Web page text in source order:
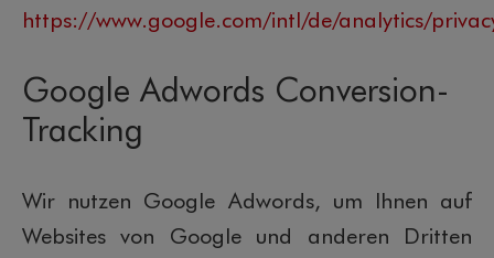
https://www.google.com/intl/de/analytics/
Google Adwords Conversion-
Tracking
Wir nutzen Google Adwords, um Ihnen auf
Websites von Google und anderen Dritten